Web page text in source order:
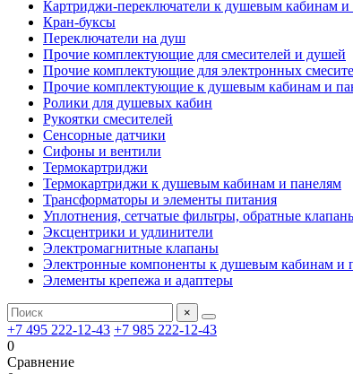
Картриджи-переключатели к душевым кабинам и
Кран-буксы
Переключатели на душ
Прочие комплектующие для смесителей и душей
Прочие комплектующие для электронных
Прочие комплектующие к душевым кабинам и
Ролики для душевых кабин
Рукоятки смесителей
Сенсорные датчики
Сифоны и вентили
Термокартриджи
Термокартриджи к душевым кабинам и панелям
Трансформаторы и элементы питания
Уплотнения, сетчатые фильтры, обратные
Эксцентрики и удлинители
Электромагнитные клапаны
Электронные компоненты к душевым кабинам и
Элементы крепежа и адаптеры
×
+7 495 222-12-43 +7 985 222-12-43
0
Сравнение